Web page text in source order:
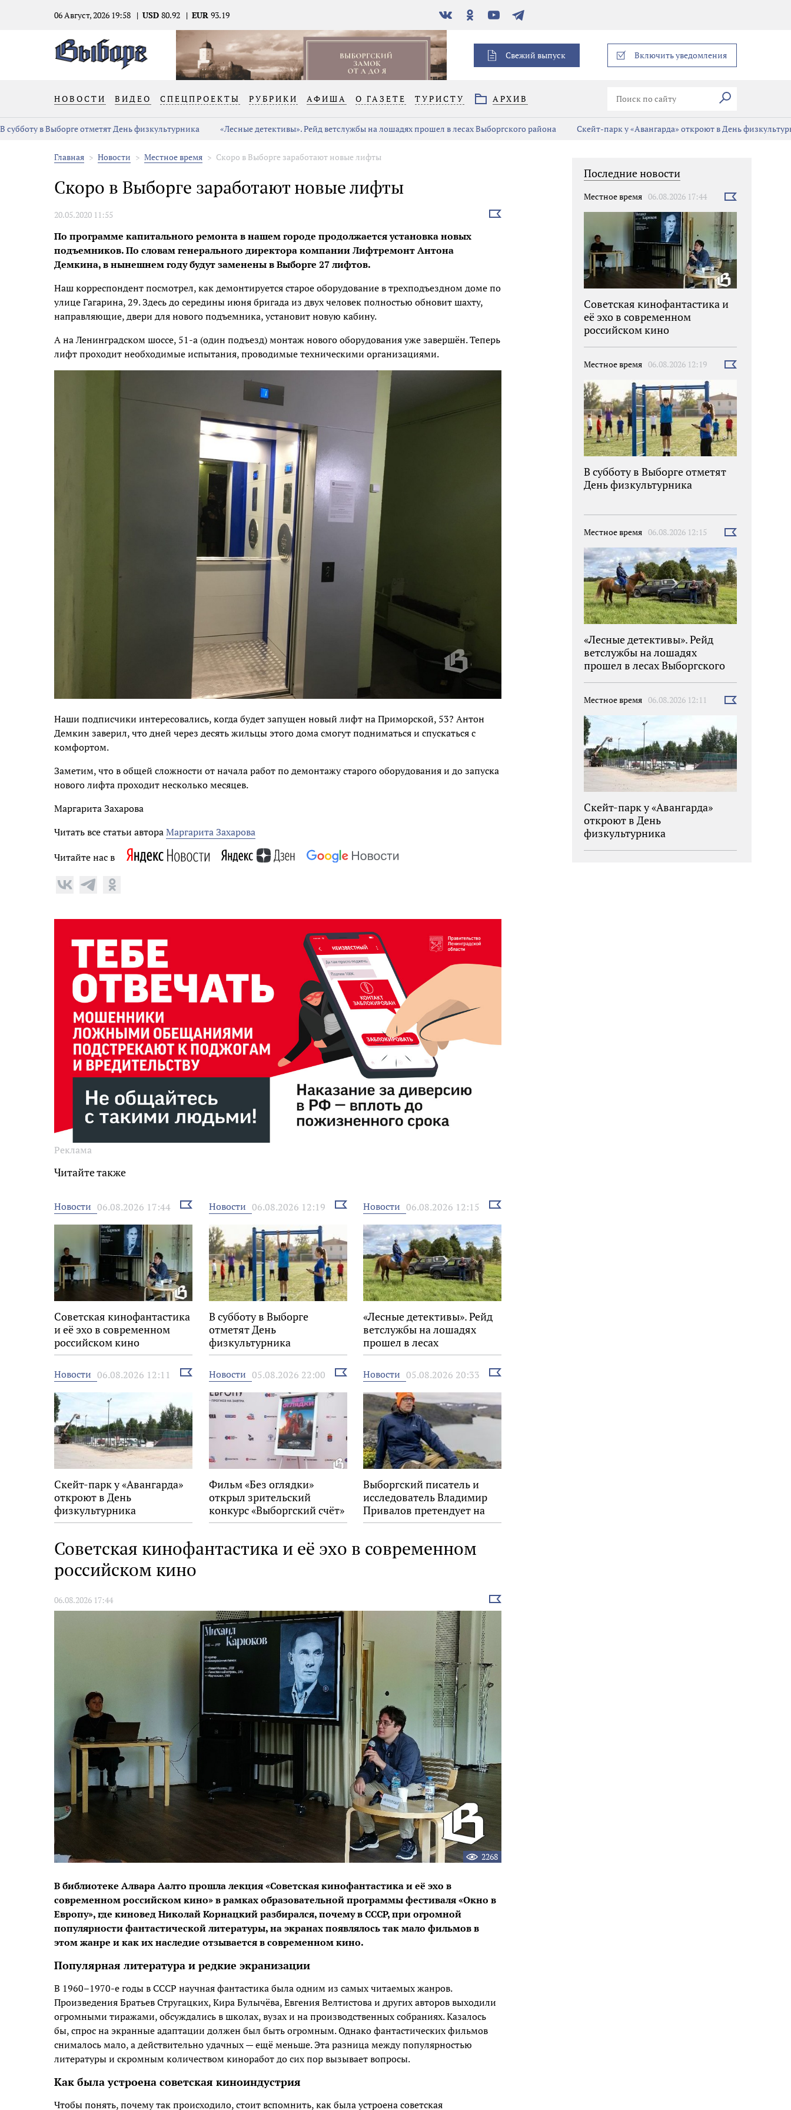
06 Август, 2026 19:58 USD 80.92 EUR 93.19
В
контакте
Одноклассники
YouTubeТелеграм
Свежий выпуск Включить уведомления
НОВОСТИ ВИДЕО СПЕЦПРОЕКТЫ РУБРИКИ АФИША О ГАЗЕТЕ ТУРИСТУ АРХИВ Искать
В субботу в Выборге отметят День физкультурника «Лесные детективы». Рейд ветслужбы на лошадях прошел в лесах Выборгского района Скейт-парк у «Авангарда» откроют в День
Главная Новости Местное время Скоро в Выборге заработают новые лифты
Скоро в Выборге заработают новые лифты
20.05.2020 11:55
Выбрать
По программе капитального ремонта в нашем городе продолжается установка новых
подъемников. По словам генерального директора компании Лифтремонт Антона
Демкина, в нынешнем году будут заменены в Выборге 27 лифтов.
Наш корреспондент посмотрел, как демонтируется старое оборудование в трехподъездном доме по
улице Гагарина, 29. Здесь до середины июня бригада из двух человек полностью обновит шахту,
направляющие, двери для нового подъемника, установит новую кабину.
А на Ленинградском шоссе, 51-а (один подъезд) монтаж нового оборудования уже завершён. Теперь
лифт проходит необходимые испытания, проводимые техническими организациями.
Наши подписчики интересовались, когда будет запущен новый лифт на Приморской, 53? Антон
Демкин заверил, что дней через десять жильцы этого дома смогут подниматься и спускаться с
комфортом.
Заметим, что в общей сложности от начала работ по демонтажу старого оборудования и до запуска
нового лифта проходит несколько месяцев.
Маргарита Захарова
Читать все статьи автораМаргарита Захарова
Читайте нас в
Реклама
Читайте также
Новости 06.08.2026 17:44
Выбрать
новость
Советская кинофантастика
и её эхо в современном
российском кино
Новости 06.08.2026 12:19
Выбрать
новость
В субботу в Выборге
отметят День
физкультурника
Новости 06.08.2026 12:15
Выбрать
«Лесные детективы». Рейд
ветслужбы на лошадях
прошел в лесах
Выборгского района
Новости 06.08.2026 12:11
Выбрать
новость
Скейт-парк у «Авангарда»
откроют в День
физкультурника
Новости 05.08.2026 22:00
Выбрать
новость
Фильм «Без оглядки»
открыл зрительский
конкурс «Выборгский счёт»
на 34-м фестивале «Окно в
Новости 05.08.2026 20:33
Выбрать
Выборгский писатель и
исследователь Владимир
Привалов претендует на
награду «Знание.Премия»
Советская кинофантастика и её эхо в современном
российском кино
06.08.2026 17:44
Выбрать
новость
2268
В библиотеке Алвара Аалто прошла лекция «Советская кинофантастика и её эхо в
современном российском кино» в рамках образовательной программы фестиваля «Окно в
Европу», где киновед Николай Корнацкий разбирался, почему в СССР, при огромной
популярности фантастической литературы, на экранах появлялось так мало фильмов в
этом жанре и как их наследие отзывается в современном кино.
Популярная литература и редкие экранизации
В 1960–1970-е годы в СССР научная фантастика была одним из самых читаемых жанров.
Произведения Братьев Стругацких, Кира Булычёва, Евгения Велтистова и других авторов выходили
огромными тиражами, обсуждались в школах, вузах и на производственных собраниях. Казалось
бы, спрос на экранные адаптации должен был быть огромным. Однако фантастических фильмов
снималось мало, а действительно удачных — ещё меньше. Эта разница между популярностью
литературы и скромным количеством киноработ до сих пор вызывает вопросы.
Как была устроена советская киноиндустрия
Чтобы понять, почему так происходило, стоит вспомнить, как была устроена советская
Последние новости
Местное время 06.08.2026 17:44
Выбрать
Советская кинофантастика и
её эхо в современном
российском кино
Местное время 06.08.2026 12:19
Выбрать
В субботу в Выборге отметят
День физкультурника
Местное время 06.08.2026 12:15
Выбрать
«Лесные детективы». Рейд
ветслужбы на лошадях
прошел в лесах Выборгского
Местное время 06.08.2026 12:11
Выбрать
Скейт-парк у «Авангарда»
откроют в День
физкультурника